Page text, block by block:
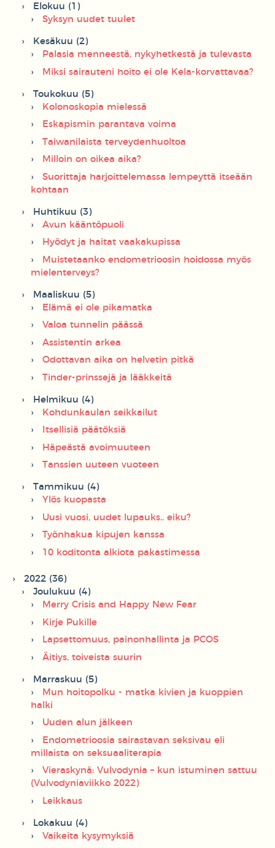
Elokuu (1)
Syksyn uudet tuulet
Kesäkuu (2)
Palasia menneestä, nykyhetkestä ja tulevasta
Miksi sairauteni hoito ei ole Kela-korvattavaa?
Toukokuu (5)
Kolonoskopia mielessä
Eskapismin parantava voima
Taiwanilaista terveydenhuoltoa
Milloin on oikea aika?
Suorittaja harjoittelemassa lempeyttä itseään
kohtaan
Huhtikuu (3)
Avun kääntöpuoli
Hyödyt ja haitat vaakakupissa
Muistetaanko endometrioosin hoidossa myös
mielenterveys?
Maaliskuu (5)
Elämä ei ole pikamatka
Valoa tunnelin päässä
Assistentin arkea
Odottavan aika on helvetin pitkä
Tinder-prinssejä ja lääkkeitä
Helmikuu (4)
Kohdunkaulan seikkailut
Itsellisiä päätöksiä
Häpeästä avoimuuteen
Tanssien uuteen vuoteen
Tammikuu (4)
Ylös kuopasta
Uusi vuosi, uudet lupauks.. eiku?
Työnhakua kipujen kanssa
10 koditonta alkiota pakastimessa
2022 (36)
Joulukuu (4)
Merry Crisis and Happy New Fear
Kirje Pukille
Lapsettomuus, painonhallinta ja PCOS
Äitiys, toiveista suurin
Marraskuu (5)
Mun hoitopolku - matka kivien ja kuoppien
halki
Uuden alun jälkeen
Endometrioosia sairastavan seksivau eli
millaista on seksuaaliterapia
Vieraskynä: Vulvodynia – kun istuminen sattuu
(Vulvodyniaviikko 2022)
Leikkaus
Lokakuu (4)
Vaikeita kysymyksiä